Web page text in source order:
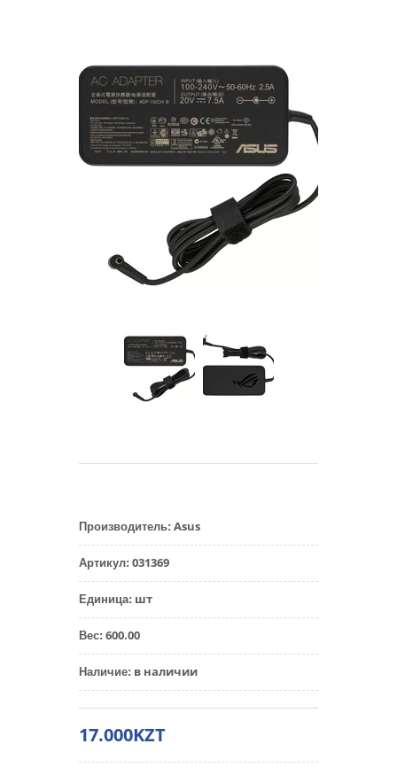
Производитель: Asus
Артикул: 031369
Единица: шт
Вес: 600.00
Наличие: в наличии
17.000KZT